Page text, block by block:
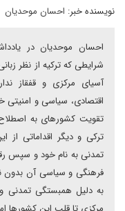
نویسنده خبر: احسان موحدیان
احسان موحدیان در
شرایطی که ترکیه از نظر
آسیای مرکزی و قفقاز
اقتصادی، سیاسی و امنیتی
تقویت کشورهای به
ترکی و دیگر اقداماتی
تمدنی به نام خود و سپس
فرهنگی و سیاسی آن بدون
به دلیل همبستگی تمدنی